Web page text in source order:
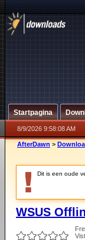
Startpagina
8/9/2026 9:58:08 AM
AfterDawn >
Dit is een oude
WSUS